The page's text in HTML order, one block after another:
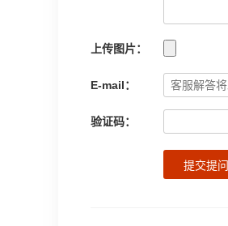
上传图片：
E-mail：
验证码：
提交提问